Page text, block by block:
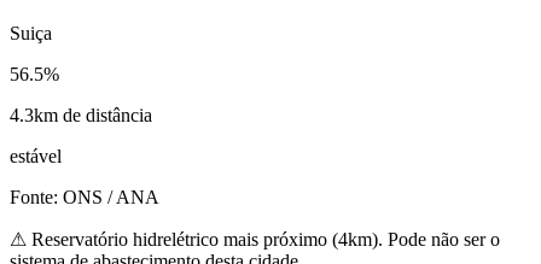
Suiça
56.5%
4.3km de distância
estável
Fonte: ONS / ANA
⚠ Reservatório hidrelétrico mais próximo (4km). Pode não ser o